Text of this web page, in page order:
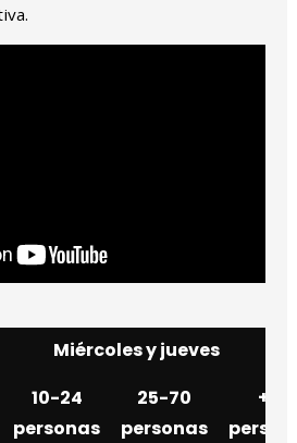
Miércoles y jueves
10-24
personas
25-70
personas
+71